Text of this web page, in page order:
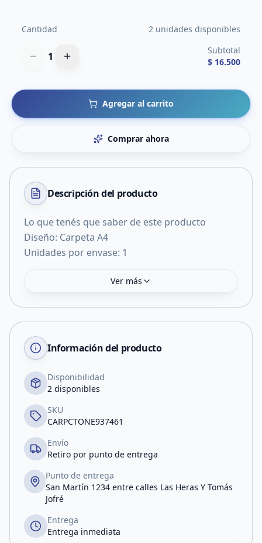
Cantidad 2 unidades disponibles
1
Subtotal
$ 16.500
Agregar al carrito
Comprar ahora
Descripción del producto
Lo que tenés que saber de este producto
Diseño: Carpeta A4
Unidades por envase: 1
Ver más
Información del producto
Disponibilidad
2 disponibles
SKU
CARPCTONE937461
Envío
Retiro por punto de entrega
Punto de entrega
San Martín 1234 entre calles Las Heras Y Tomás
Jofré
Entrega
Entrega inmediata